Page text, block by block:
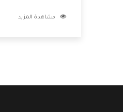
بالخدمات التى تنفرد
مشاهدة المزيد